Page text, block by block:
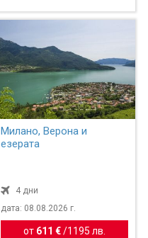
Милано, Верона и
езерата
4 дни
дата: 08.08.2026 г.
от 611 €/ 1195 лв.